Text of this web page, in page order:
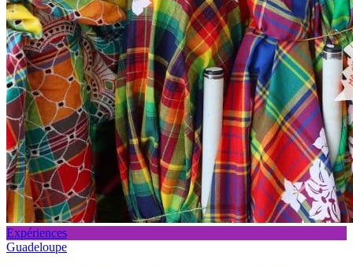
Expériences
Guadeloupe